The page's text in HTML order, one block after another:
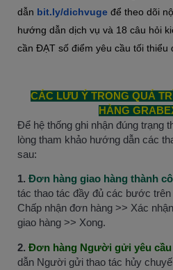
dẫn bit.ly/dichvuge để theo dõi
hướng dẫn dịch vụ và 18 câu hỏi
cần ĐẠT số điểm yêu cầu tối thiểu
CÁC LƯU Ý TRONG QUÁ
HÀNG
Để hệ thống ghi nhận đúng trạng
lòng tham khảo hướng dẫn các
sau:
1. Đơn hàng giao hàng thành
tác thao tác đầy đủ các bước
Chấp nhận đơn hàng >> Xác
giao hàng >> Xong.
2. Đơn hàng Người gửi yêu cầu
dẫn Người gửi thao tác hủy